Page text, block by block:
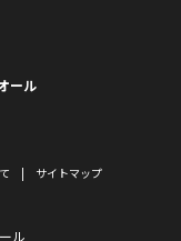
ール
サイトマップ
ル